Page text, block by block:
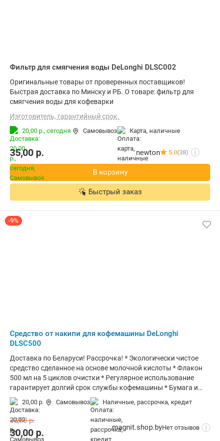
Фильтр для смягчения воды DeLonghi DLSC002
Оригинальные товары от проверенных поставщиков!
Быстрая доставка по Минску и РБ. О товаре: фильтр для
смягчения воды для кофеварки
Изготовитель, гарантийный срок.
20,00 р., сегодня Самовывоз карта, наличные
35,00 р. newton 5.0(38) i
В корзину
Быстрый заказ
-9%
Средство от накипи для кофемашины DeLonghi
DLSC500
Доставка по Беларуси! Рассрочка! * Экологически чистое
средство сделанное на основе молочной кислоты * Флакон
500 мл на 5 циклов очистки * Регулярное использование
гарантирует долгий срок службы кофемашины * Бумага и
пластик от упаковки полностью перерабатываемые *
Производитель: De Longhi Appliances S.r.l. Via L. Seitz, 47,
31100 Treviso, Italy * Завод-изготовитель: Romania Srl, Str.
Leonardo Da Vinci, Nr.1,407352, Jucu-Herghelie Jud.Cluj *
Импортер в РБ: Электросервис и КО ООО, 220012, Минск, ул.
20,00 р. Самовывоз наличные, рассрочка, кредит
30,00 р.
33,00р.
magnit.shop.byНет отзывов i